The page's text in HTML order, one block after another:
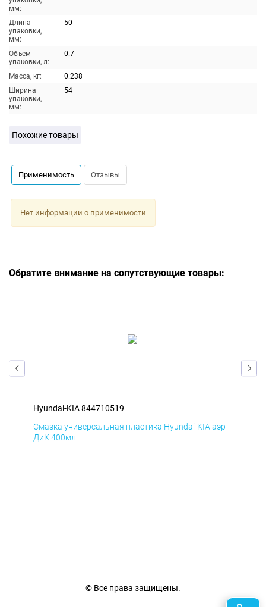
мм:
Длина
упаковки,
мм:
50
Объем
упаковки, л:
0.7
Масса, кг:
0.238
Ширина
упаковки,
мм:
54
Похожие товары
Применимость Отзывы
Нет информации о применимости
Обратите внимание на сопутствующие товары:
Hyundai-KIA 844710519
Смазка универсальная пластика Hyundai-KIA аэр
ДиК 400мл
© Все права защищены.